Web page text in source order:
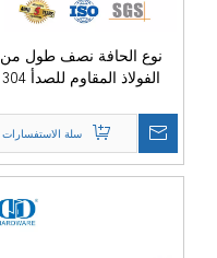
نوع الحافة نصف طول من
الفولاذ المقاوم للصدأ 304
DDPD001-SSS
سلة الاستفسارات